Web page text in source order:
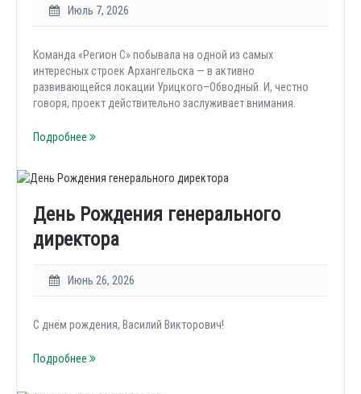
Июль 7, 2026
Команда «Регион С» побывала на одной из самых
интересных строек Архангельска — в активно
развивающейся локации Урицкого–Обводный. И, честно
говоря, проект действительно заслуживает внимания.
Подробнее
День Рождения генерального
директора
Июнь 26, 2026
С днём рождения, Василий Викторович!
Подробнее